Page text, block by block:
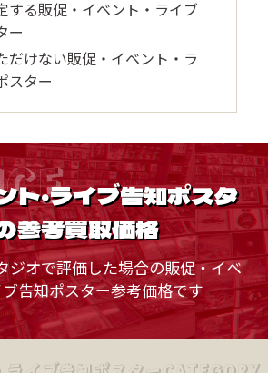
する販促・イベント・ライブ
ー
だけない販促・イベント・ラ
スター
ト・ライブ告知ポスタ
参考買取価格
ジオで評価した場合の販促・イベ
告知ポスター参考価格です